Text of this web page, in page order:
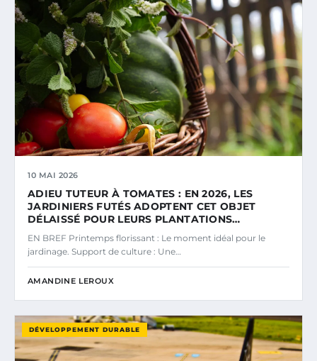
10 MAI 2026
ADIEU TUTEUR À TOMATES : EN 2026, LES
JARDINIERS FUTÉS ADOPTENT CET OBJET
DÉLAISSÉ POUR LEURS PLANTATIONS…
EN BREF Printemps florissant : Le moment idéal pour le
jardinage. Support de culture : Une…
AMANDINE LEROUX
DÉVELOPPEMENT DURABLE